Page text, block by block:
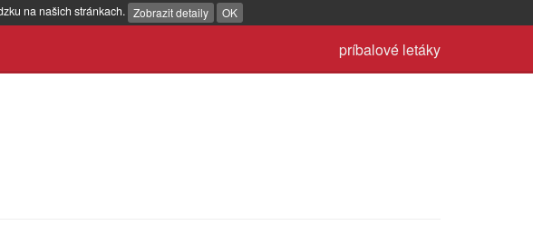
na našich stránkach. Zobrazit detaily OK
príbalové letáky